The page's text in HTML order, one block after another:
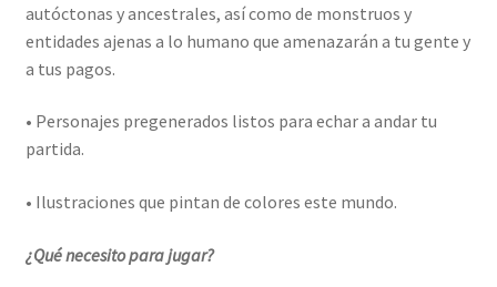
autóctonas y ancestrales, así como de monstruos y
entidades ajenas a lo humano que amenazarán a tu gente y
a tus pagos.
• Personajes pregenerados listos para echar a andar tu
partida.
• Ilustraciones que pintan de colores este mundo.
¿Qué necesito para jugar?